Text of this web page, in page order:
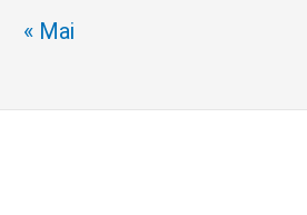
« Mai